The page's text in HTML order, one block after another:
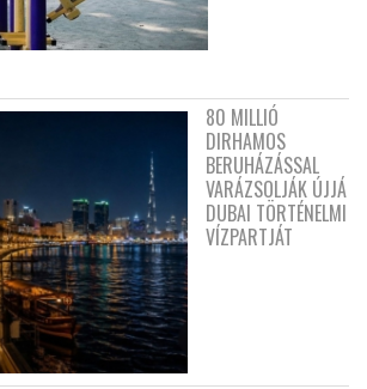
80 MILLIÓ
DIRHAMOS
BERUHÁZÁSSAL
VARÁZSOLJÁK ÚJJÁ
DUBAI TÖRTÉNELMI
VÍZPARTJÁT